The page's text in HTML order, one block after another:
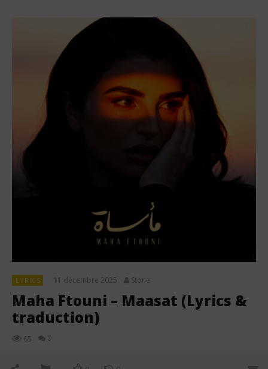
LYRICS 11 décembre 2025 Stone
Maha Ftouni – Maasat (Lyrics &
traduction)
65 0